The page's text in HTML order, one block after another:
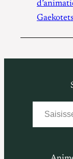
Saisissez votre adresse e-mail…